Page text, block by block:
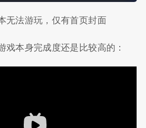
无法游玩，仅有首页封面
戏本身完成度还是比较高的：